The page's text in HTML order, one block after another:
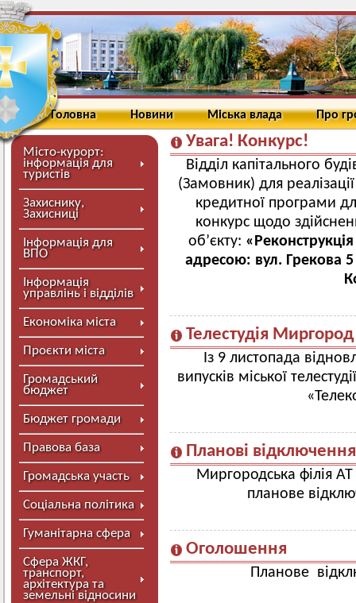
Головна Новини Міська влада Про
Місто-курорт:
інформація для
туристів
Захиснику,
Захисниці
Інформація для
ВПО
Інформація
управлінь і відділів
Економіка міста
Проєкти міста
Громадський
бюджет
Бюджет громади
Правова база
Громадська участь
Соціальна політика
Гуманітарна сфера
Сфера ЖКГ,
транспорт,
архітектура та
земельні відносини
Увага! Конкурс!
Відділ капітального
(Замовник) для
кредитної програми
конкурс щодо
об’єкту:
адресою: вул. Грекова
Телестудія
Із 9 листопада
випусків міської
Планові
Миргородська філія
планове
Оголошення
Планове